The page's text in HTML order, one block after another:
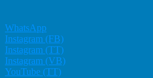
WhatsApp
Instagram (FB)
Instagram (TT)
Instagram (VB)
YouTube (TT)